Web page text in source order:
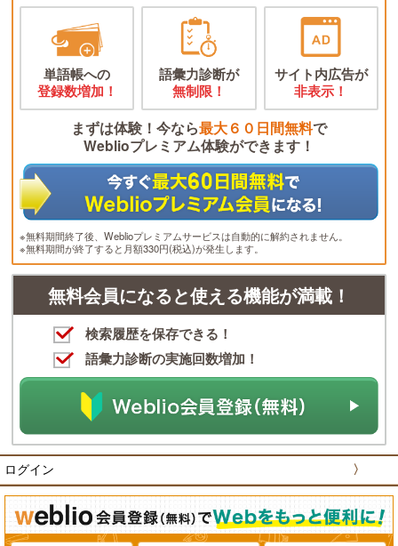
単語帳への
登録数増加！
語彙力診断が
無制限！
サイト内広告が
非表示！
まずは体験！今なら最大６０日間無料で
Weblioプレミアム体験ができます！
※無料期間終了後、Weblioプレミアムサービスは自動的に解約されません。
※無料期間が終了すると月額330円(税込)が発生します。
無料会員になると使える機能が満載！
検索履歴を保存できる！
語彙力診断の実施回数増加！
ログイン 〉